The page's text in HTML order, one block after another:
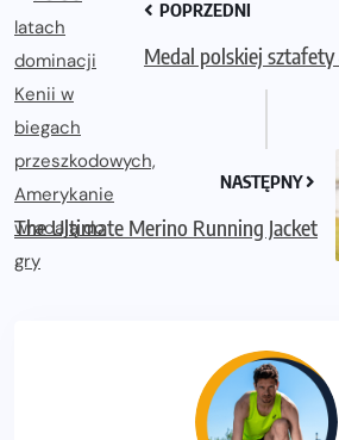
POPRZEDNI
Medal polskiej
NASTĘPNY
The Ultimate Merino Running Jacket